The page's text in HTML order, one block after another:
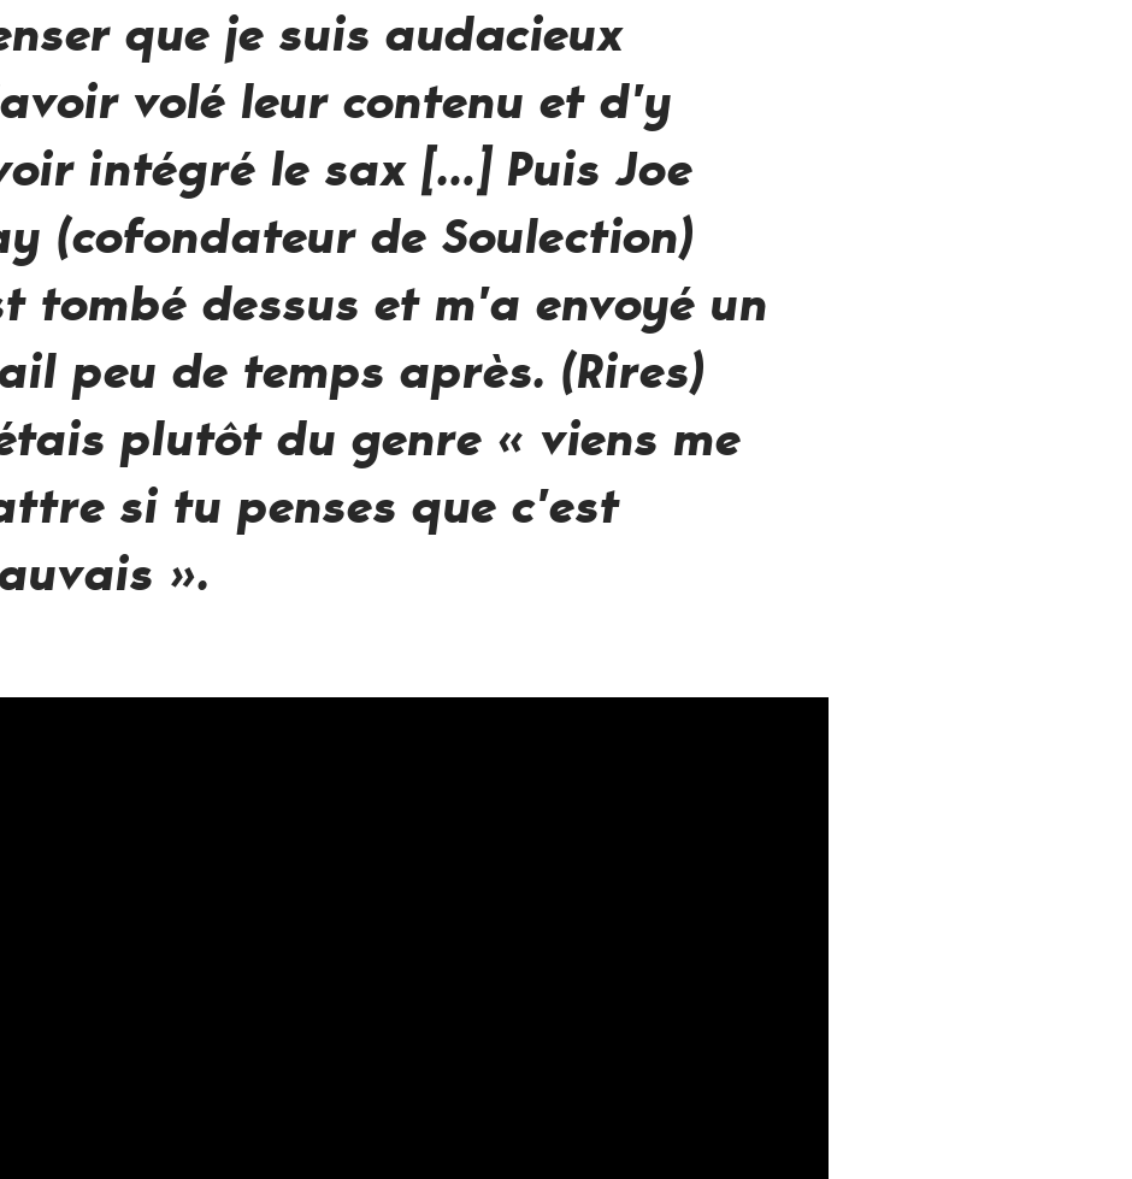
que je suis audacieux
volé leur contenu et d’y
intégré le sax […] Puis Joe
(cofondateur de Soulection)
tombé dessus et m’a envoyé un
peu de temps après. (Rires)
plutôt du genre « viens me
si tu penses que c’est
».